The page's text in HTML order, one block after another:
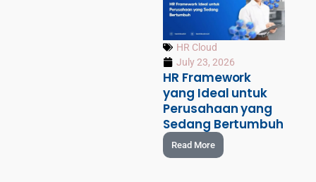
HR Cloud
July 23, 2026
HR Framework
yang Ideal untuk
Perusahaan yang
Sedang Bertumbuh
Read More